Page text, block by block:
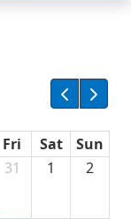
Fri Sat
Sun
ugovora sa neprofitnim
31 1 2